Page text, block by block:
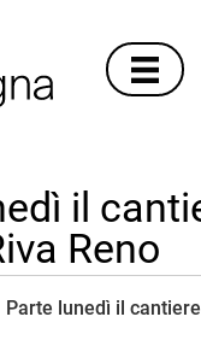
il
Reno